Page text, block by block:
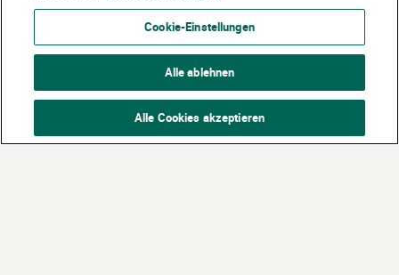
Cookie-Einstellungen
Alle ablehnen
Alle Cookies akzeptieren